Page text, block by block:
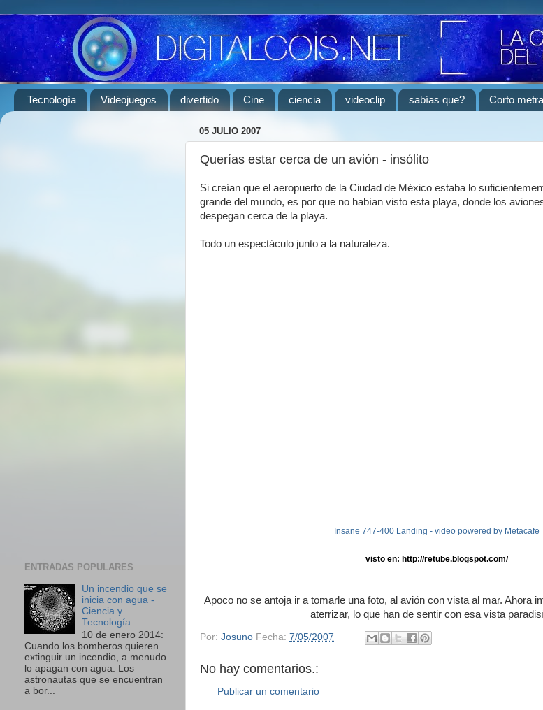
Tecnología Videojuegos divertido Cine ciencia videoclip sabías que? Corto
05 JULIO 2007
Querías estar cerca de un avión - insólito
Si creían que el aeropuerto de la Ciudad de México estaba lo
grande del mundo, es por que no habían visto esta playa, donde los
despegan cerca de la playa.
Todo un espectáculo junto a la naturaleza.
Insane 747-400 Landing - video powered by Metacafe
visto en: http://retube.blogspot.com/
Apoco no se antoja ir a tomarle una foto, al avión con vista al mar. Ahora
aterrizar, lo que han de sentir con esa vista
Por: Josuno Fecha: 7/05/2007
No hay comentarios.:
Publicar un comentario
ENTRADAS POPULARES
Un incendio que se
inicia con agua -
Ciencia y
Tecnología
10 de enero 2014:
Cuando los bomberos quieren
extinguir un incendio, a menudo
lo apagan con agua. Los
astronautas que se encuentran
a bor...